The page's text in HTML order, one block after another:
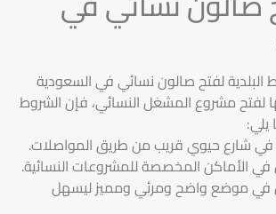
لفتح صالون نسائي في السعودية
لفتح مشروع المشغل النسائي، فإن الشروط
شارع حيوي قريب من طريق المواصلات.
الأماكن المخصصة للمشروعات النسائية.
في موضع واضح ومرئي ومميز ليسهل